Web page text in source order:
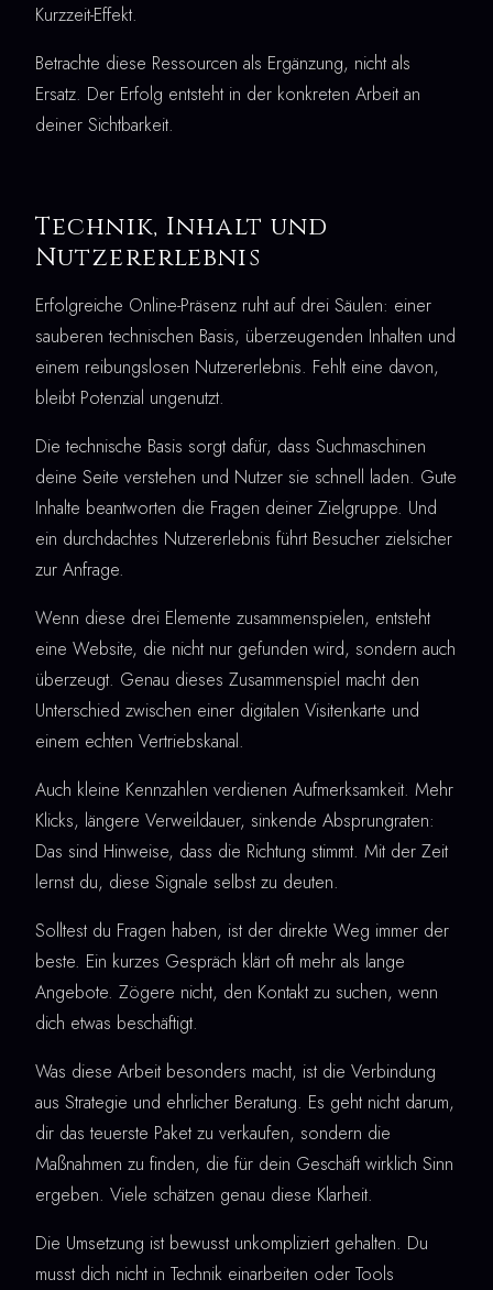
Kurzzeit-Effekt.
Betrachte diese Ressourcen als Ergänzung, nicht als
Ersatz. Der Erfolg entsteht in der konkreten Arbeit an
deiner Sichtbarkeit.
Technik, Inhalt und
Nutzererlebnis
Erfolgreiche Online-Präsenz ruht auf drei Säulen: einer
sauberen technischen Basis, überzeugenden Inhalten und
einem reibungslosen Nutzererlebnis. Fehlt eine davon,
bleibt Potenzial ungenutzt.
Die technische Basis sorgt dafür, dass Suchmaschinen
deine Seite verstehen und Nutzer sie schnell laden. Gute
Inhalte beantworten die Fragen deiner Zielgruppe. Und
ein durchdachtes Nutzererlebnis führt Besucher zielsicher
zur Anfrage.
Wenn diese drei Elemente zusammenspielen, entsteht
eine Website, die nicht nur gefunden wird, sondern auch
überzeugt. Genau dieses Zusammenspiel macht den
Unterschied zwischen einer digitalen Visitenkarte und
einem echten Vertriebskanal.
Auch kleine Kennzahlen verdienen Aufmerksamkeit. Mehr
Klicks, längere Verweildauer, sinkende Absprungraten:
Das sind Hinweise, dass die Richtung stimmt. Mit der Zeit
lernst du, diese Signale selbst zu deuten.
Solltest du Fragen haben, ist der direkte Weg immer der
beste. Ein kurzes Gespräch klärt oft mehr als lange
Angebote. Zögere nicht, den Kontakt zu suchen, wenn
dich etwas beschäftigt.
Was diese Arbeit besonders macht, ist die Verbindung
aus Strategie und ehrlicher Beratung. Es geht nicht darum,
dir das teuerste Paket zu verkaufen, sondern die
Maßnahmen zu finden, die für dein Geschäft wirklich Sinn
ergeben. Viele schätzen genau diese Klarheit.
Die Umsetzung ist bewusst unkompliziert gehalten. Du
musst dich nicht in Technik einarbeiten oder Tools